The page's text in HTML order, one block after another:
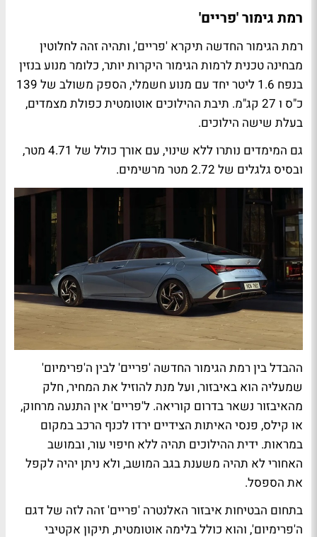
רמת גימור 'פריים'
רמת הגימור החדשה תיקרא 'פריים', ותהיה זהה לחלוטין
מבחינה טכנית לרמות הגימור היקרות יותר, כלומר מנוע בנזין
בנפח 1.6 ליטר יחד עם מנוע חשמלי, הספק משולב של 139
כ"ס ו 27 קג"מ. תיבת ההילוכים אוטומטית כפולת מצמדים,
בעלת שישה הילוכים.
גם המימדים נותרו ללא שינוי, עם אורך כולל של 4.71 מטר,
ובסיס גלגלים של 2.72 מטר מרשימים.
ההבדל בין רמת הגימור החדשה 'פריים' לבין ה'פרימיום'
שמעליה הוא באיבזור, ועל מנת להוזיל את המחיר, חלק
מהאיבזור נשאר בדרום קוריאה. ל'פריים' אין התנעה מרחוק,
או קילס, פנסי האיתות הצידיים ירדו לכנף הרכב במקום
במראות. ידית ההילוכים תהיה ללא חיפוי עור, ובמושב
האחורי לא תהיה משענת בגב המושב, ולא ניתן יהיה לקפל
את הספסל.
בתחום הבטיחות איבזור האלנטרה 'פריים' זהה לזה של דגם
ה'פרימיום', והוא כולל בלימה אוטומטית, תיקון אקטיבי